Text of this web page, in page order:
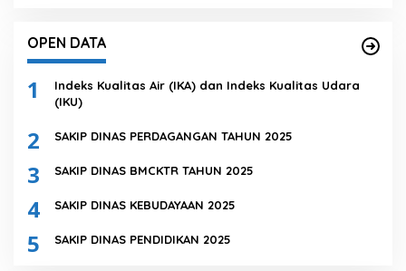
OPEN DATA
1
Indeks Kualitas Air (IKA) dan Indeks Kualitas Udara
(IKU)
2 SAKIP DINAS PERDAGANGAN TAHUN 2025
3 SAKIP DINAS BMCKTR TAHUN 2025
4 SAKIP DINAS KEBUDAYAAN 2025
5 SAKIP DINAS PENDIDIKAN 2025